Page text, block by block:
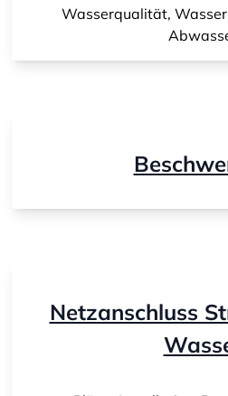
Wasserqualität,
Netzanschluss